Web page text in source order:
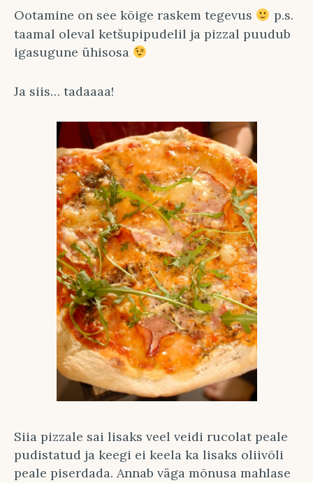
Ootamine on see kõige raskem tegevus
p.s.
taamal oleval ketšupipudelil ja pizzal puudub
igasugune ühisosa
Ja siis… tadaaaa!
Siia pizzale sai lisaks veel veidi rucolat peale
pudistatud ja keegi ei keela ka lisaks oliivõli
peale piserdada. Annab väga mõnusa mahlase